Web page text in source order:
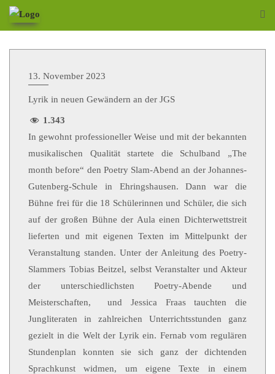
13. November 2023
Lyrik in neuen Gewändern an der JGS
1.343
In gewohnt professioneller Weise und mit der bekannten
musikalischen Qualität startete die Schulband „The
month before“ den Poetry Slam-Abend an der Johannes-
Gutenberg-Schule in Ehringshausen. Dann war die
Bühne frei für die 18 Schülerinnen und Schüler, die sich
auf der großen Bühne der Aula einen Dichterwettstreit
lieferten und mit eigenen Texten im Mittelpunkt der
Veranstaltung standen. Unter der Anleitung des Poetry-
Slammers Tobias Beitzel, selbst Veranstalter und Akteur
der unterschiedlichsten Poetry-Abende und
Meisterschaften, und Jessica Fraas tauchten die
Jungliteraten in zahlreichen Unterrichtsstunden ganz
gezielt in die Welt der Lyrik ein. Fernab vom regulären
Stundenplan konnten sie sich ganz der dichtenden
Sprachkunst widmen, um eigene Texte in einem